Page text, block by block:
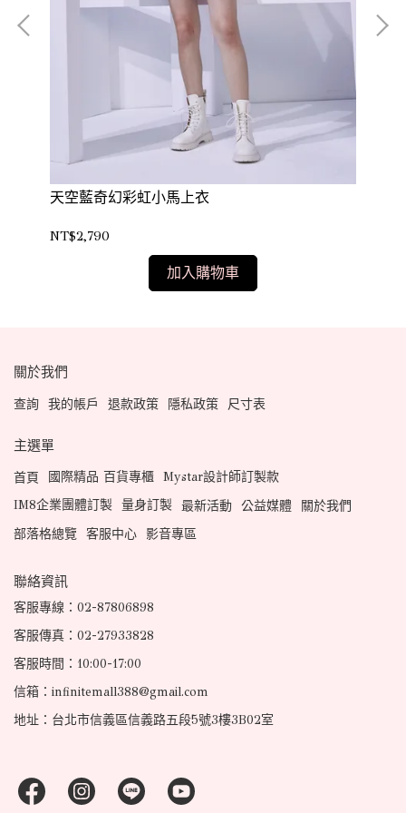
天空藍奇幻彩虹小馬上衣
NT$2,790
加入購物車
關於我們
查詢 我的帳戶 退款政策 隱私政策 尺寸表
主選單
首頁 國際精品 百貨專櫃 Mystar設計師訂製款
IM8企業團體訂製 量身訂製 最新活動 公益媒體
關於我們
部落格總覽 客服中心 影音專區
聯絡資訊
客服專線：02-87806898
客服傳真：02-27933828
客服時間：10:00-17:00
信箱：infinitemall388@gmail.com
地址：台北市信義區信義路五段5號3樓3B02室